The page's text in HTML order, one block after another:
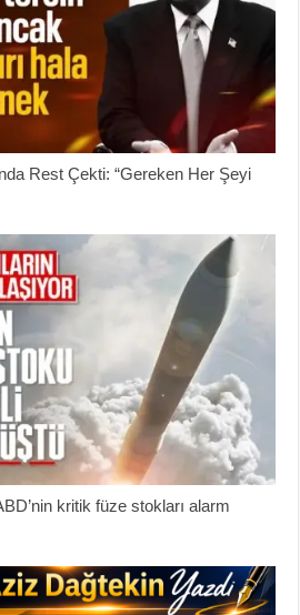
Rest Çekti: “Gereken Her Şeyi
kritik füze stokları alarm